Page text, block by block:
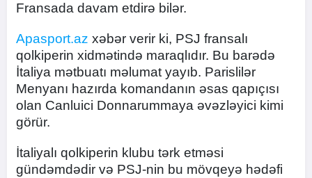
Fransada davam etdirə bilər.
Apasport.az xəbər verir ki, PSJ fransalı
qolkiperin xidmətində maraqlıdır. Bu barədə
İtaliya mətbuatı məlumat yayıb. Parislilər
Menyanı hazırda komandanın əsas qapıçısı
olan Canluici Donnarummaya əvəzləyici kimi
görür.
İtaliyalı qolkiperin klubu tərk etməsi
gündəmdədir və PSJ-nin bu mövqeyə hədəfi